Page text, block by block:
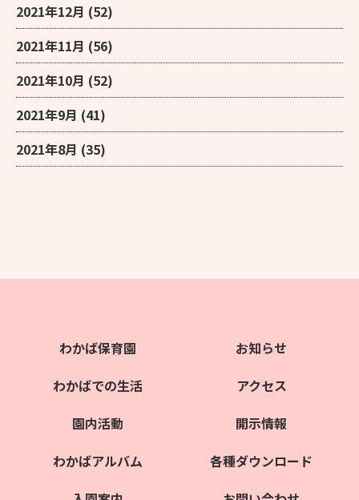
2021年12月 (52)
2021年11月 (56)
2021年10月 (52)
2021年9月 (41)
2021年8月 (35)
わかば保育園
わかばでの生活
園内活動
わかばアルバム
お知らせ
アクセス
開示情報
各種ダウンロード